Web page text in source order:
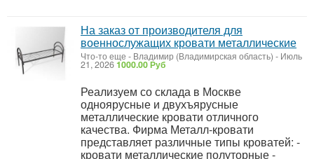
На заказ от производителя для
военнослужащих кровати металлические
Что-то еще - Владимир (Владимирская область) - Июль
21, 20261000.00 Руб
Реализуем со склада в Москве
одноярусные и двухъярусные
металлические кровати отличного
качества. Фирма Металл-кровати
представляет различные типы кроватей: -
кровати металлические полуторные -